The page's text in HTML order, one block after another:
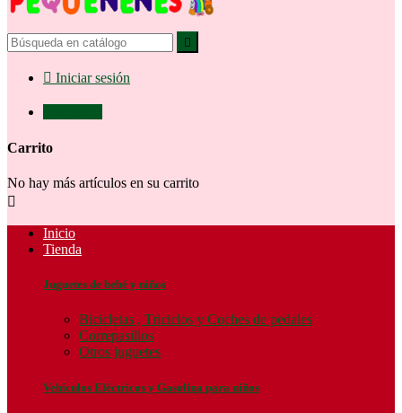

 Iniciar sesión
Carrito
No hay más artículos en su carrito

Inicio
Tienda
Juguetes de bebé y niños
Bicicletas , Triciclos y Coches de pedales
Correpasillos
Otros juguetes
Vehículos Eléctricos y Gasolina para niños